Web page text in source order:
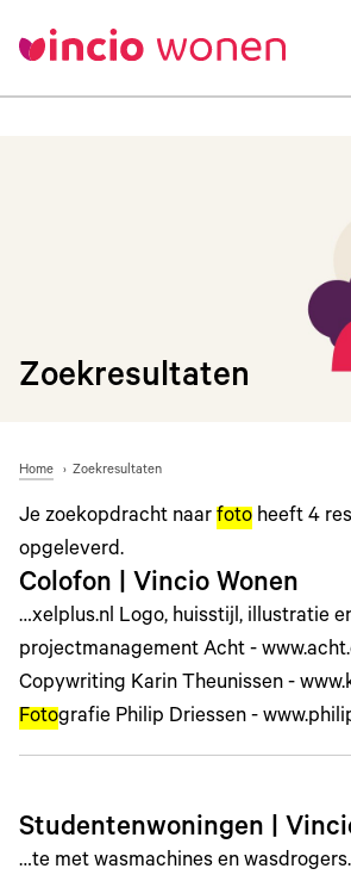
Zoekresultaten
Home Zoekresultaten
Je zoekopdracht naar foto heeft 4
opgeleverd.
Colofon | Vincio Wonen
…xelplus.nl Logo, huisstijl, illustratie
projectmanagement Acht -
Copywriting Karin Theunissen -
Fotografie Philip Driessen -
Studentenwoningen |
…te met wasmachines en